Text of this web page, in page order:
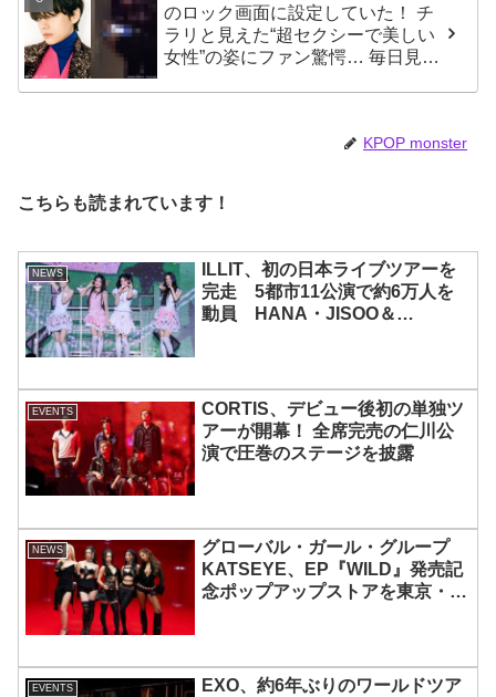
のロック画面に設定していた！ チ
ラリと見えた“超セクシーで美しい
女性”の姿にファン驚愕… 毎日見る
KPOP monster
こちらも読まれています！
NEWS
ILLIT、初の日本ライブツアーを
完走 5都市11公演で約6万人を
動員 HANA・JISOO＆
EVENTS
CORTIS、デビュー後初の単独ツ
アーが開幕！ 全席完売の仁川公
演で圧巻のステージを披露
NEWS
グローバル・ガール・グループ
KATSEYE、EP『WILD』発売記
念ポップアップストアを東京・原
EVENTS
EXO、約6年ぶりのワールドツア